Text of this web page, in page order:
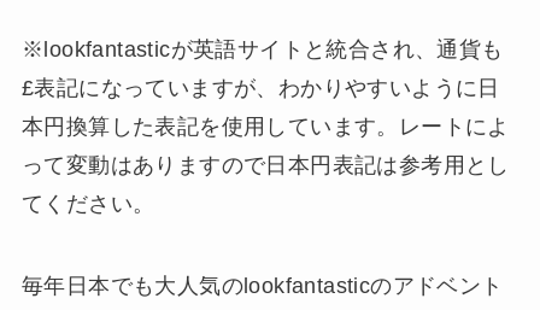
※lookfantasticが英語サイトと統合され、通貨も
£表記になっていますが、わかりやすいように日
本円換算した表記を使用しています。レートによ
って変動はありますので日本円表記は参考用とし
てください。
毎年日本でも大人気のlookfantasticのアドベント